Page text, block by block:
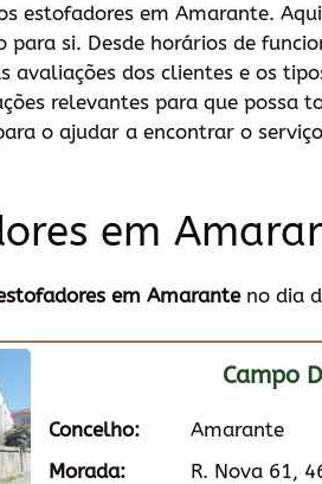
estofadores em Amarante.
si. Desde horários de
dos clientes e os
relevantes para que possa
o ajudar a encontrar o
em
em Amaranteno dia
Campo
Concelho:
Amarante
Morada:
R. Nova 61,